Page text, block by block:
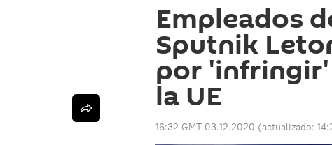
Empleados
Sputnik
por 'infringir'
la UE
16:32 GMT 03.12.2020 (actualizado: